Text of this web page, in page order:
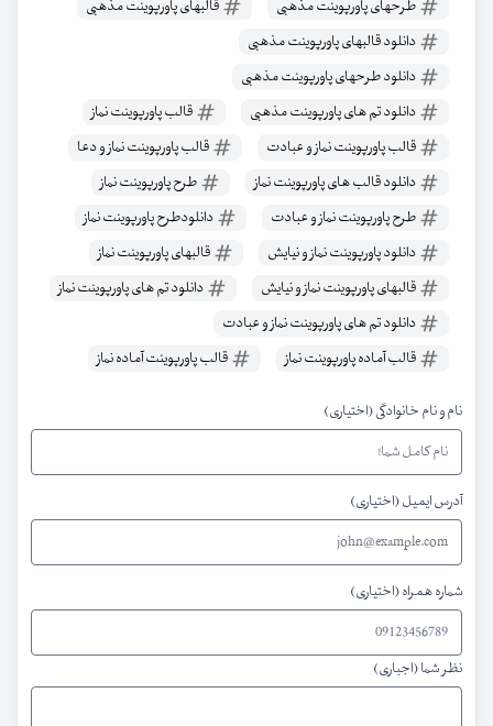
طرحهای پاورپوینت مذهبی
قالبهای پاورپوینت مذهبی
دانلود قالبهای پاورپوینت مذهبی
دانلود طرحهای پاورپوینت مذهبی
دانلود تم های پاورپوینت مذهبی
قالب پاورپوینت نماز
قالب پاورپوینت نماز و عبادت
قالب پاورپوینت نماز و دعا
دانلود قالب های پاورپوینت نماز
طرح پاورپوینت نماز
طرح پاورپوینت نماز و عبادت
دانلودطرح پاورپوینت نماز
دانلود پاورپوینت نماز و نیایش
قالبهای پاورپوینت نماز
قالبهای پاورپوینت نماز و نیایش
دانلود تم های پاورپوینت نماز
دانلود تم های پاورپوینت نماز و عبادت
قالب آماده پاورپوینت نماز
قالب پاورپوینت آماده نماز
نام و نام خانوادگی (اختیاری)
آدرس ایمیل (اختیاری)
شماره همراه (اختیاری)
نظر شما (اجباری)